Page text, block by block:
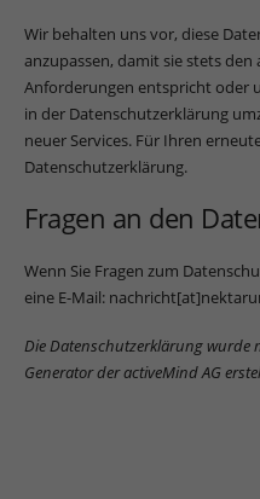
Wir behalten uns vor, diese
anzupassen, damit sie stets
Anforderungen entspricht oder
in der Datenschutzerklärung
neuer Services. Für Ihren
Datenschutzerklärung.
Fragen an den
Wenn Sie Fragen zum
eine E-Mail:
Die Datenschutzerklärung wurde
Generator der activeMind AG